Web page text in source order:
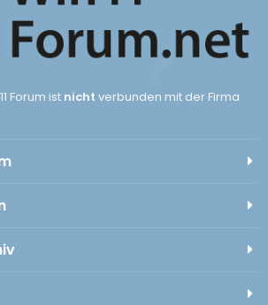
Forum ist nicht verbunden mit der Firma